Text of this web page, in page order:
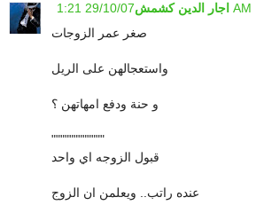
اجار الدين كشمش 29/10/07 1:21 AM
صغر عمر الزوجات
واستعجالهن على الريل
و حنة ودفع امهاتهن ؟
""""""""""""
قبول الزوجه اي واحد
عنده راتب.. ويعلمن ان الزوج